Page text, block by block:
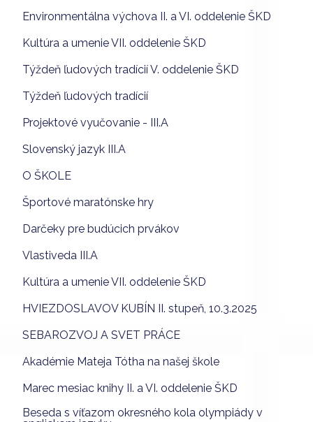
Environmentálna výchova II. a VI. oddelenie ŠKD
Kultúra a umenie VII. oddelenie ŠKD
Týždeň ľudových tradícií V. oddelenie ŠKD
Týždeň ľudových tradícií
Projektové vyučovanie - III.A
Slovenský jazyk III.A
O ŠKOLE
Športové maratónske hry
Darčeky pre budúcich prvákov
Vlastiveda III.A
Kultúra a umenie VII. oddelenie ŠKD
HVIEZDOSLAVOV KUBÍN II. stupeň, 10.3.2025
SEBAROZVOJ A SVET PRÁCE
Akadémie Mateja Tótha na našej škole
Marec mesiac knihy II. a VI. oddelenie ŠKD
Beseda s víťazom okresného kola olympiády v